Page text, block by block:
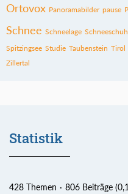
Ortovox Panoramabilder pause
Schnee Schneelage
Spitzingsee Studie Taubenstein Tirol
Zillertal
Statistik
428 Themen 806 Beiträge